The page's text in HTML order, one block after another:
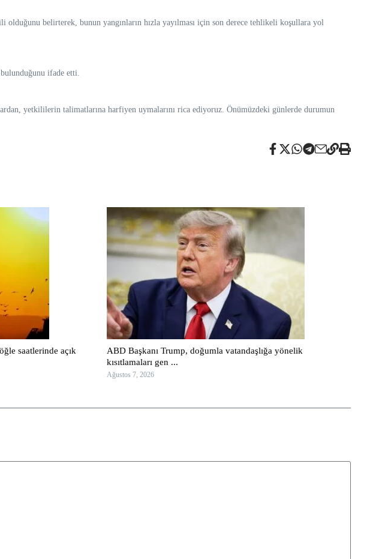
belirterek, bunun yangınların hızla yayılması için son derece tehlikeli koşullara yol
ifade etti.
yetkililerin talimatlarına harfiyen uymalarını rica ediyoruz. Önümüzdeki günlerde durumun
saatlerinde açık
ABD Başkanı Trump, doğumla vatandaşlığa yönelik
kısıtlamaları gen ...
Ağustos 7, 2026